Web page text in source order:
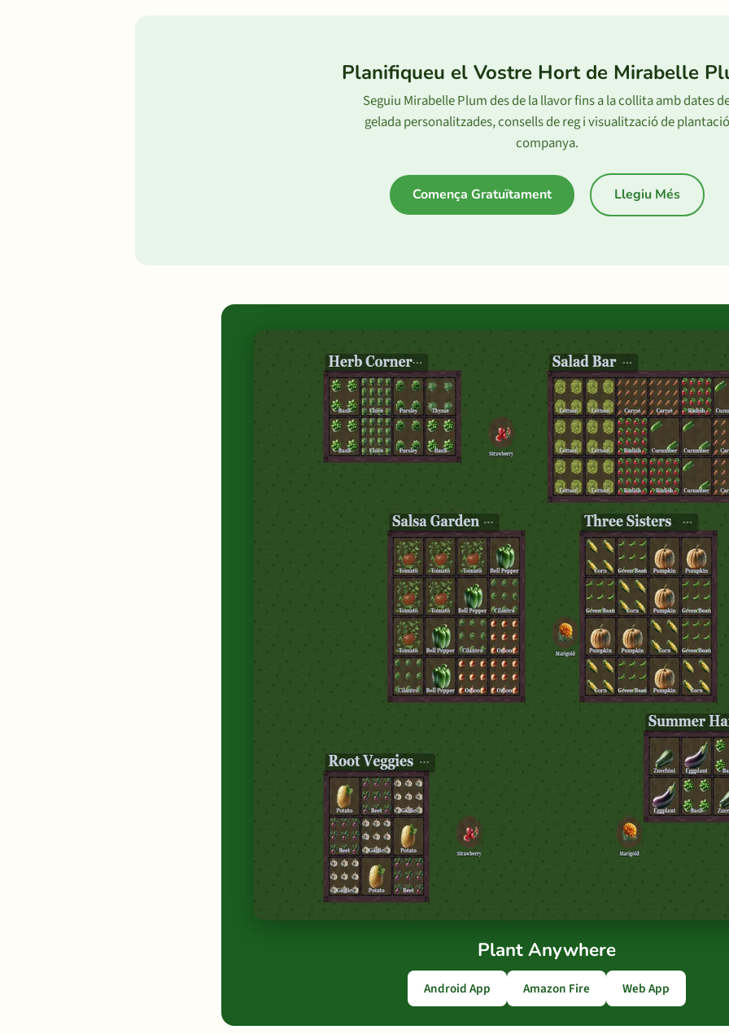
Planifiqueu el Vostre Hort de Mirabelle
Seguiu Mirabelle Plum des de la llavor fins a la collita amb dates
gelada personalitzades, consells de reg i visualització de plantació
companya.
Comença Gratuïtament Llegiu Més
Plant Anywhere
Android App Amazon Fire Web App